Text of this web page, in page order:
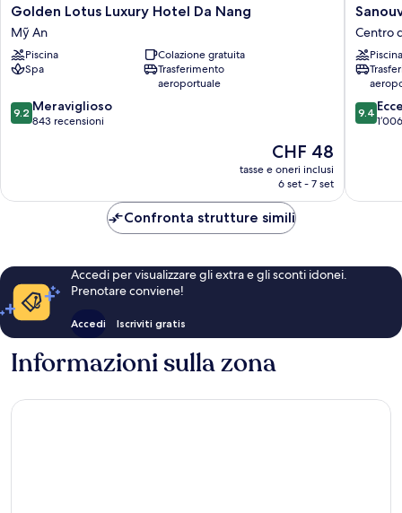
Golden
Lotus
Luxury
Hotel
Da
Mỹ
An
Golden Lotus Luxury Hotel Da Nang
Mỹ An
Piscina
Colazione gratuita
Spa
Trasferimento
aeroportuale
9.2
su
9.2 Meraviglioso
843 recensioni
Il
prezzo
attuale
CHF 48
CHF 48
tasse e oneri inclusi
6 set - 7 set
Sanouva
Danang
Hotel
Centro
di
Nẵng
Centro
Piscina
9.4
su
9.4
Confronta strutture simili
Accedi per visualizzare gli extra e gli sconti idonei.
Prenotare conviene!
Accedi Iscriviti gratis
Informazioni sulla zona